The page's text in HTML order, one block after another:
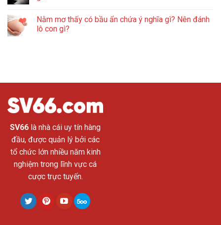
Nằm mơ thấy có bầu ẩn chứa ý nghĩa gì? Nên đánh
lô con gì?
SV66 là nhà cái uy tín hàng
đầu, được quản lý bởi các
tổ chức lớn nhiều năm kinh
nghiệm trong lĩnh vực cá
cược trực tuyến.